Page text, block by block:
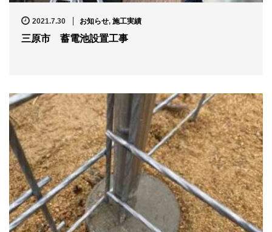
2021.7.30 お知らせ, 施工実績
三原市 蓄電池設置工事